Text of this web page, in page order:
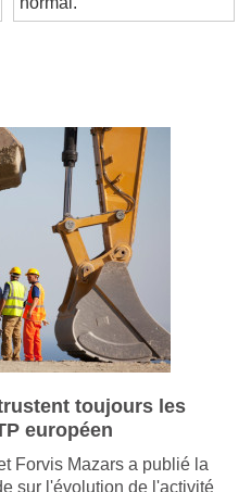
normal.
toujours les
européen
Forvis Mazars a publié la